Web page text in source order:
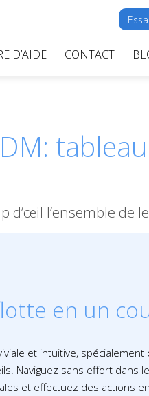
D’AIDE CONTACT
d’œil l’ensemble de
en un
et intuitive,
Naviguez sans effort dans
et effectuez des actions